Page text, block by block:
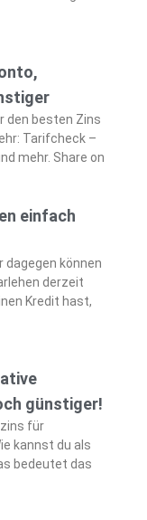
den besten Zins
Tarifcheck –
mehr. Share on
einfach
dagegen können
derzeit
Kredit hast,
günstiger!
für
kannst du als
bedeutet das